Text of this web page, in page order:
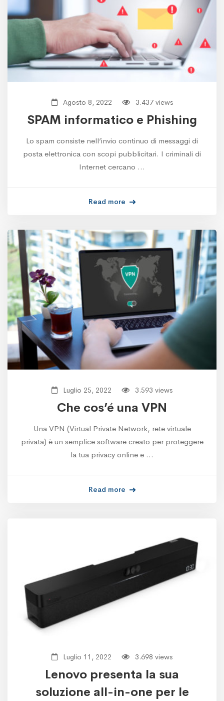
Agosto 8, 2022 3.437 views
SPAM informatico e Phishing
Lo spam consiste nell’invio continuo di messaggi di
posta elettronica con scopi pubblicitari. I criminali di
Internet cercano …
Read more
Luglio 25, 2022 3.593 views
Che cos’é una VPN
Una VPN (Virtual Private Network, rete virtuale
privata) è un semplice software creato per proteggere
la tua privacy online e …
Read more
Luglio 11, 2022 3.698 views
Lenovo presenta la sua
soluzione all-in-one per le